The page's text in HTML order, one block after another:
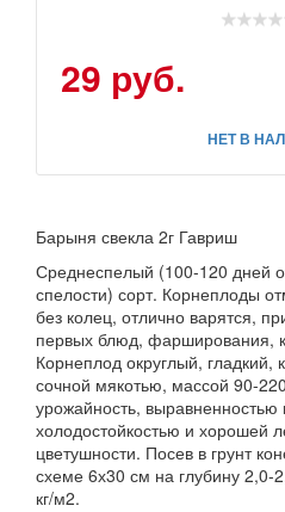
29 руб.
НЕТ В
Барыня свекла 2г Гавриш
Среднеспелый (100-120 дней
спелости) сорт. Корнеплоды
без колец, отлично варятся,
первых блюд, фарширования,
Корнеплод округлый, гладкий,
сочной мякотью, массой 90-
урожайность, выравненностью
холодостойкостью и хорошей
цветушности. Посев в грунт
схеме 6х30 см на глубину 2,0-
кг/м2.